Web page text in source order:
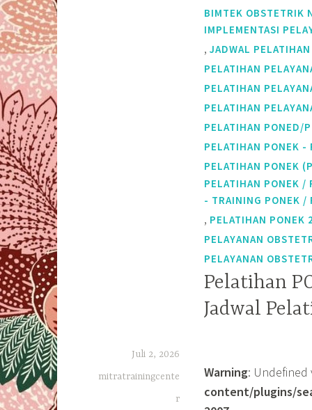
BIMTEK OBSTETRIK
IMPLEMENTASI
, JADWAL
PELATIHAN
PELATIHAN
PELATIHAN
PELATIHAN PONED/
PELATIHAN PONEK
PELATIHAN PONEK
PELATIHAN PONEK /
- TRAINING PONEK /
, PELATIHAN PONEK
PELAYANAN
PELAYANAN
Pelatihan
Jadwal
Juli 2, 2026
mitratrainingcente
r
Warning:
content/plugins/